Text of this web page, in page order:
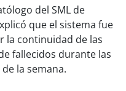
del SML de
que el sistema fue
la continuidad de las
fallecidos durante las
la semana.